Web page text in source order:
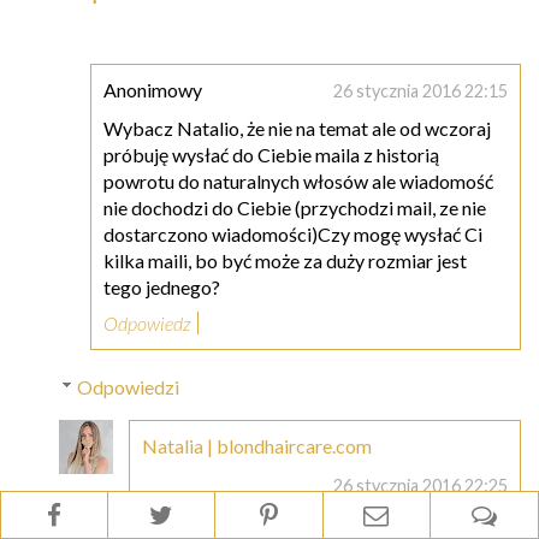
Anonimowy 26 stycznia 2016 22:15
Wybacz Natalio, że nie na temat ale od wczoraj
próbuję wysłać do Ciebie maila z historią
powrotu do naturalnych włosów ale wiadomość
nie dochodzi do Ciebie (przychodzi mail, ze nie
dostarczono wiadomości)Czy mogę wysłać Ci
kilka maili, bo być może za duży rozmiar jest
tego jednego?
Odpowiedz
Odpowiedzi
Natalia | blondhaircare.com
26 stycznia 2016 22:25
No jasne :) Wszystkie konta mam na gmailu,